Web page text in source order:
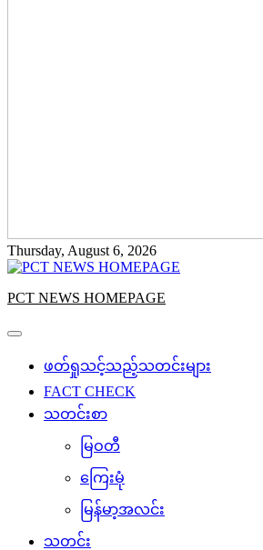
Thursday, August 6, 2026
PCT NEWS HOMEPAGE
ဖတ်ရှုသင့်သည့်သတင်းများ
FACT CHECK
သတင်းစာ
မြဝတီ
ကြေးမုံ
မြန်မာ့အလင်း
သတင်း